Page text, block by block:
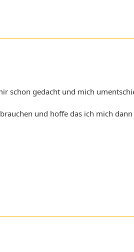
schon gedacht und mich
und hoffe das ich mich